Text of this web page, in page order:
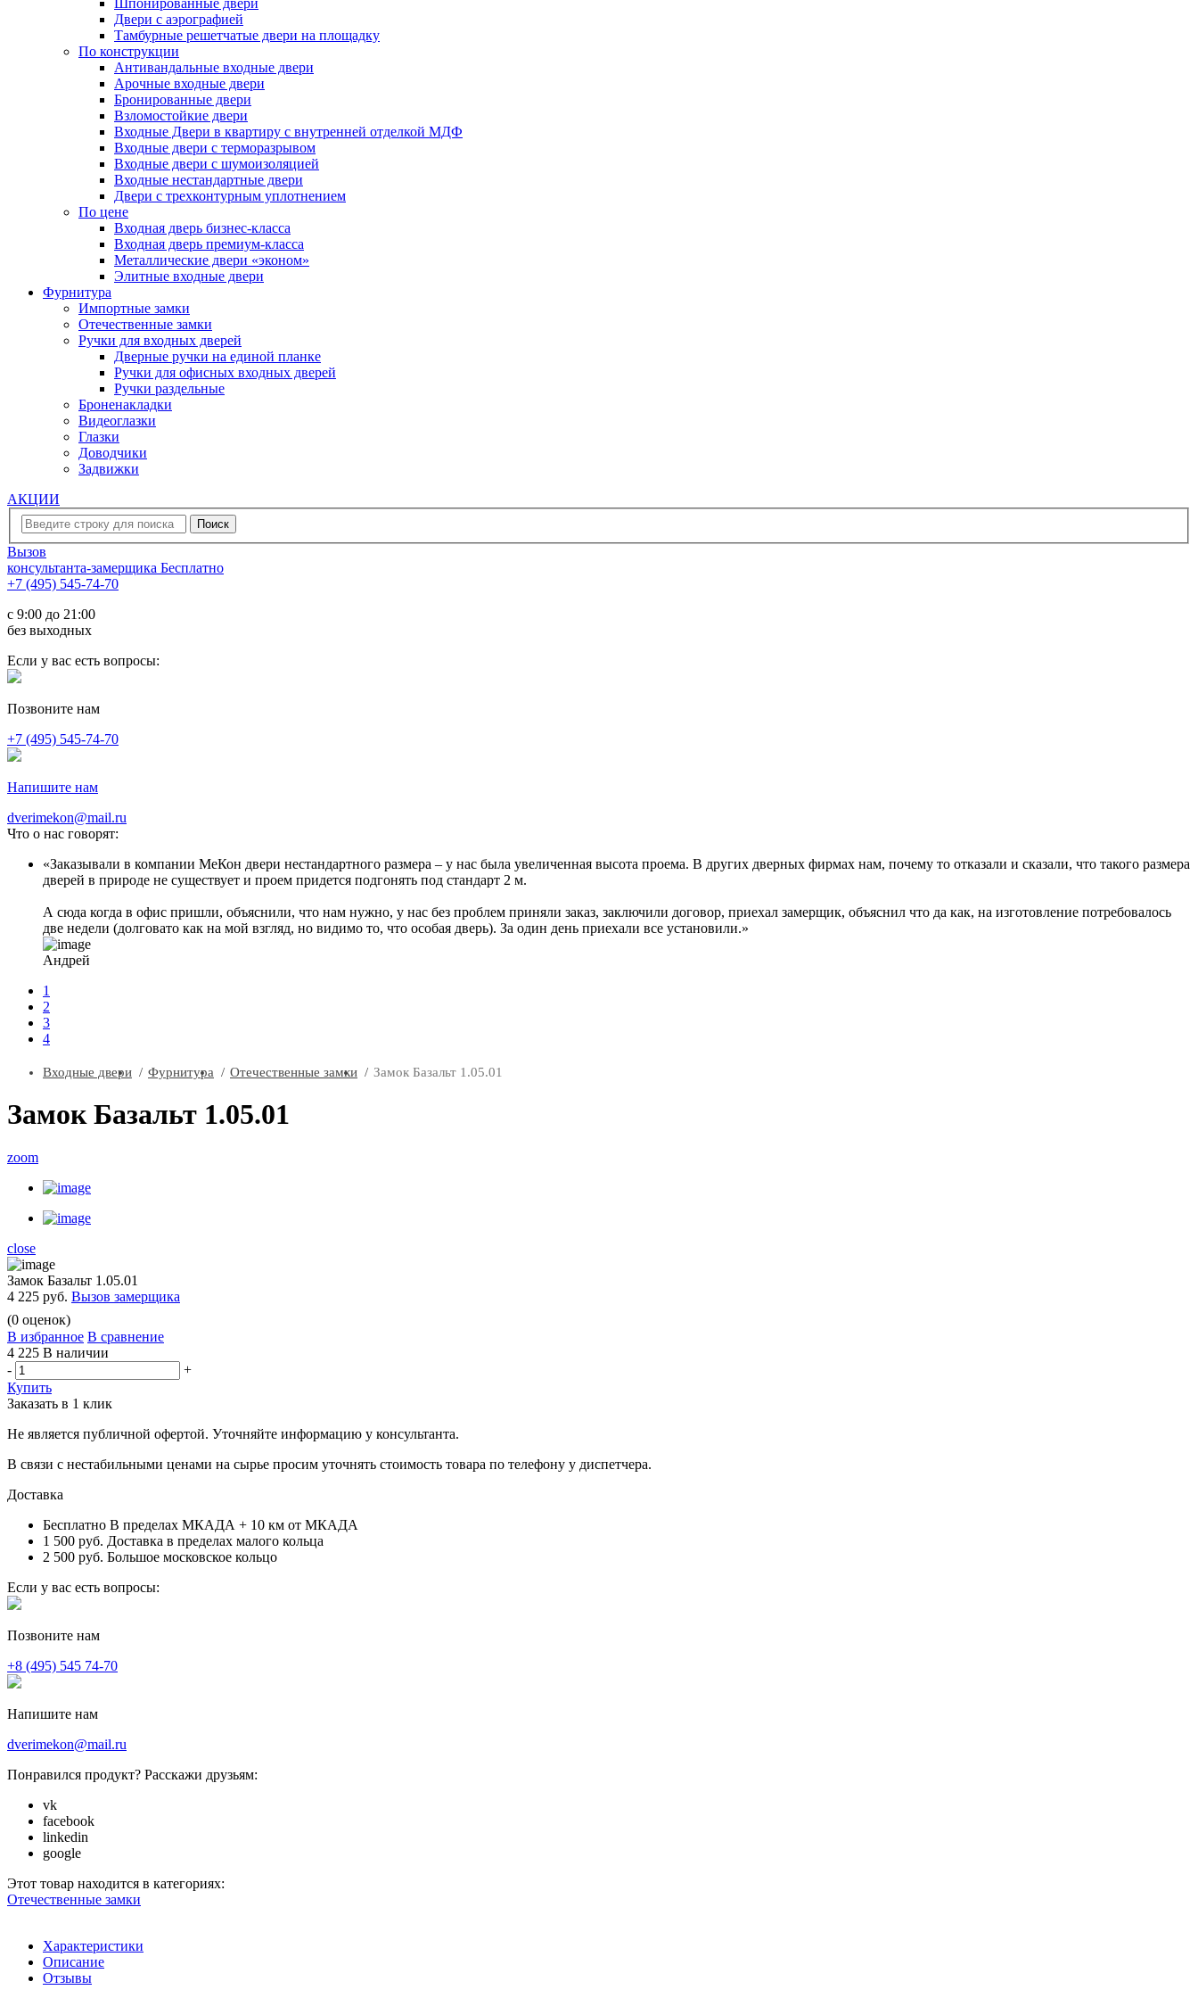
Шпонированные двери
Двери с аэрографией
Тамбурные решетчатые двери на площадку
По конструкции
Антивандальные входные двери
Арочные входные двери
Бронированные двери
Взломостойкие двери
Входные Двери в квартиру с внутренней отделкой МДФ
Входные двери с терморазрывом
Входные двери с шумоизоляцией
Входные нестандартные двери
Двери с трехконтурным уплотнением
По цене
Входная дверь бизнес-класса
Входная дверь премиум-класса
Металлические двери «эконом»
Элитные входные двери
Фурнитура
Импортные замки
Отечественные замки
Ручки для входных дверей
Дверные ручки на единой планке
Ручки для офисных входных дверей
Ручки раздельные
Броненакладки
Видеоглазки
Глазки
Доводчики
Задвижки
АКЦИИ
Вызов
консультанта-замерщика Бесплатно
+7 (495) 545-74-70
c 9:00 до 21:00
без выходных
Если у вас есть вопросы:
Позвоните нам
+7 (495) 545-74-70
Напишите нам
dverimekon@mail.ru
Что о нас говорят:
Заказывали в компании МеКон двери нестандартного размера – у нас была увеличенная высота проема. В других дверных фирмах нам, почему то отказали и сказали, что такого размера
дверей в природе не существует и проем придется подгонять под стандарт 2 м.
А сюда когда в офис пришли, объяснили, что нам нужно, у нас без проблем приняли заказ, заключили договор, приехал замерщик, объяснил что да как, на изготовление потребовалось
две недели (долговато как на мой взгляд, но видимо то, что особая дверь). За один день приехали все установили.
Андрей
1
2
3
4
Входные двери Фурнитура Отечественные замки Замок Базальт 1.05.01
Замок Базальт 1.05.01
zoom
close
Замок Базальт 1.05.01
4 225 руб. Вызов замерщика
(0 оценок)
В избранное В сравнение
4 225 В наличии
-
+
Купить
Заказать в 1 клик
Не является публичной офертой. Уточняйте информацию у консультанта.
В связи с нестабильными ценами на сырье просим уточнять стоимость товара по телефону у диспетчера.
Доставка
Бесплатно В пределах МКАДА + 10 км от МКАДА
1 500 руб. Доставка в пределах малого кольца
2 500 руб. Большое московское кольцо
Если у вас есть вопросы:
Позвоните нам
+8 (495) 545 74-70
Напишите нам
dverimekon@mail.ru
Понравился продукт? Расскажи друзьям:
vk
facebook
linkedin
google
Этот товар находится в категориях:
Отечественные замки
Характеристики
Описание
Отзывы